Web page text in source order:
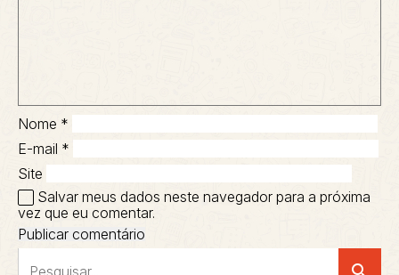
Nome *
E-mail *
Site
Salvar meus dados neste navegador para a próxima
vez que eu comentar.